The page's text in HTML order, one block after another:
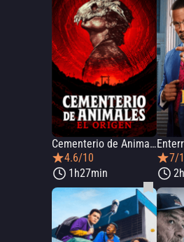
Cementerio de Animales: El Origen
4.6/10
1h27min
7/